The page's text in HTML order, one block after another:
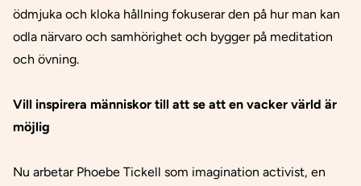
ödmjuka och kloka hållning fokuserar den på hur man kan
odla närvaro och samhörighet och bygger på meditation
och övning.
Vill inspirera människor till att se att en vacker värld är
möjlig
Nu arbetar Phoebe Tickell som imagination activist, en